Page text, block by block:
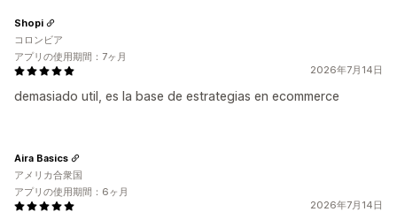
2026年7月14日
demasiado util, es la base de estrategias en ecommerce
Shopi
コロンビア
アプリの使用期間：7ヶ月
2026年7月14日
Aira Basics
アメリカ合衆国
アプリの使用期間：6ヶ月